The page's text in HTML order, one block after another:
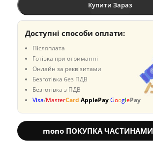
Купити Зараз
Доступні способи оплати:
Післяплата
Готівка при отриманні
Онлайн за реквізитами
Безготівка без ПДВ
Безготівка з ПДВ
Visa/MasterCard ApplePayGooglePay
mono ПОКУПКА ЧАСТИНАМИ